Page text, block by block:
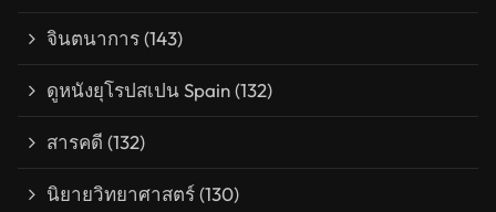
จินตนาการ(143)
ดูหนังยุโรปสเปน Spain(132)
สารคดี (132)
นิยายวิทยาศาสตร์(130)